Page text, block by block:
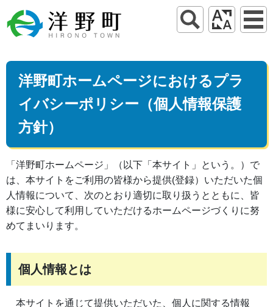
洋野町ホームページにおけるプラ
イバシーポリシー（個人情報保護
方針）
「洋野町ホームページ」（以下「本サイト」という。）で
は、本サイトをご利用の皆様から提供(登録）いただいた個
人情報について、次のとおり適切に取り扱うとともに、皆
様に安心して利用していただけるホームページづくりに努
めてまいります。
個人情報とは
本サイトを通じて提供いただいた、個人に関する情報